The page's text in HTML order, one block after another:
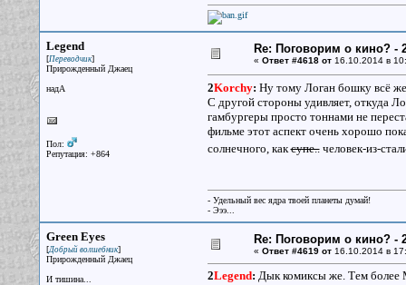
Legend
[Переводчик]
Прирожденный Джаец
надА
Пол:
Репутация: +864
Re: Поговорим о кино? -
« Ответ #4618 от16.10.2014 в
2Korchy: Ну тому Логан бошку всё же
С другой стороны удивляет, откуда
гамбургеры просто тоннами не
фильме этот аспект очень хорошо
солнечного, каксупе..человек-из-
- Удельный вес ядра твоей планеты думай!
- Эээ...
Green Eyes
[Добрый волшебник]
Прирожденный Джаец
И тишина...
Re: Поговорим о кино? -
« Ответ #4619 от16.10.2014 в
2Legend: Дык комиксы же. Тем более